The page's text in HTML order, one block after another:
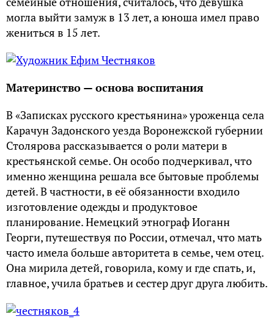
могла выйти замуж в 13 лет, а юноша имел право
жениться в 15 лет.
Материнство — основа воспитания
В «Записках русского крестьянина» уроженца села
Карачун Задонского уезда Воронежской губернии
Столярова рассказывается о роли матери в
крестьянской семье. Он особо подчеркивал, что
именно женщина решала все бытовые проблемы
детей. В частности, в её обязанности входило
изготовление одежды и продуктовое
планирование. Немецкий этнограф Иоганн
Георги, путешествуя по России, отмечал, что мать
часто имела больше авторитета в семье, чем отец.
Она мирила детей, говорила, кому и где спать, и,
главное, учила братьев и сестер друг друга любить.